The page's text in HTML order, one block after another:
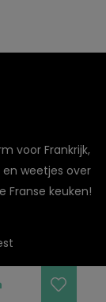
voor Frankrijk,
weetjes over
Franse keuken!